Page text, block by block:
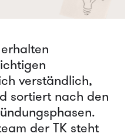
verständlich,
sortiert nach den
der TK steht